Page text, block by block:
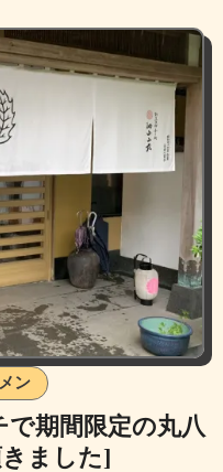
ン
期間限定の丸八
ました]